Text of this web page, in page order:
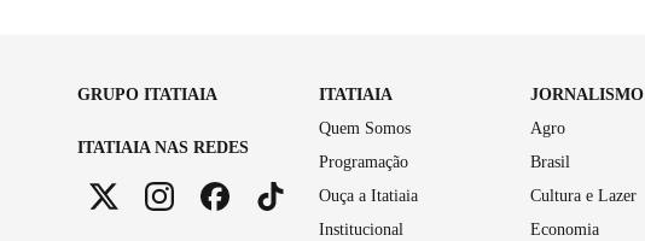
GRUPO ITATIAIA
ITATIAIA NAS REDES
ITATIAIA
Quem Somos
Programação
Ouça a Itatiaia
Institucional
JORNALISMO
Agro
Brasil
Cultura e Lazer
Economia